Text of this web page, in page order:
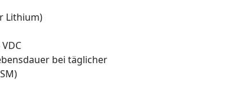
Lithium)
bei täglicher